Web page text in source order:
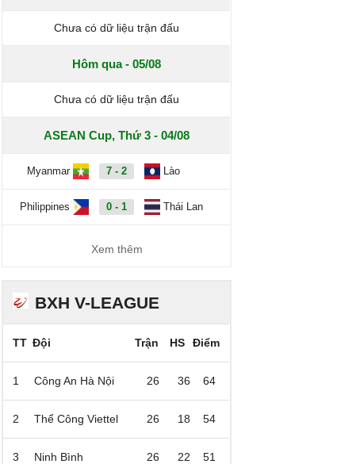
Chưa có dữ liệu trận đấu
Hôm qua - 05/08
Chưa có dữ liệu trận đấu
ASEAN Cup, Thứ 3 - 04/08
Myanmar 7 - 2 Lào
Philippines 0 - 1 Thái Lan
Xem thêm
BXH V-LEAGUE
TT Đội Trận HS Điểm
1 Công An Hà Nội 26 36 64
2 Thể Công Viettel 26 18 54
3 Ninh Bình 26 22 51